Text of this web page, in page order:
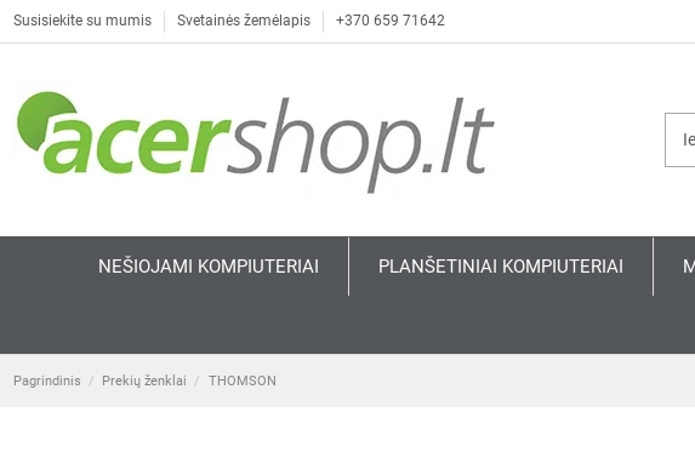
Susisiekite su mumis Svetainės žemėlapis +370 659 71642
NEŠIOJAMI KOMPIUTERIAI PLANŠETINIAI KOMPIUTERIAI
Pagrindinis Prekių ženklai THOMSON